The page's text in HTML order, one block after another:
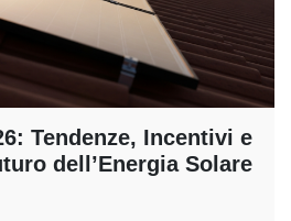
Tendenze, Incentivi e
dell’Energia Solare